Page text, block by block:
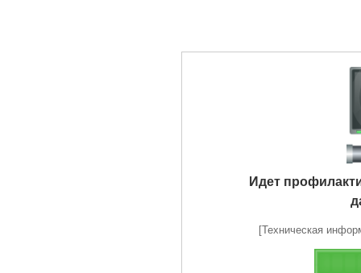
Идет
[Техническая